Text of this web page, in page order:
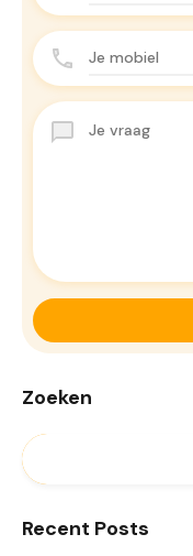
Zoeken
Recent Posts